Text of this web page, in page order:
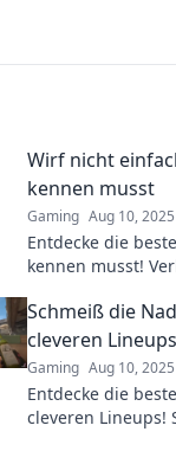
Wirf nicht
kennen musst
Gaming Aug 10, 2025
Entdecke die
kennen musst!
Wurfstrategien!
Schmeiß die
cleveren Lineups
Gaming Aug 10, 2025
Entdecke die
cleveren Lineups!